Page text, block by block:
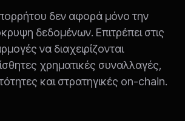
δεν αφορά μόνο την
δεδομένων. Επιτρέπει στις
να διαχειρίζονται
χρηματικές συναλλαγές,
και στρατηγικές on-chain.